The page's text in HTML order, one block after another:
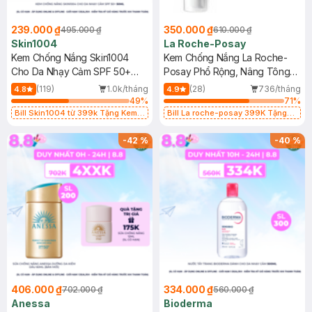
239.000 ₫495.000 ₫
Skin1004
Kem Chống Nắng Skin1004
Cho Da Nhạy Cảm SPF 50+
50ml
4.8 (119)
1.0k/tháng
49%
Bill Skin1004 từ 399k Tặng Kem
SPF 50+ 20ml (SL Có Hạn)
350.000 ₫610.000 ₫
La Roche-Posay
Kem Chống Nắng La Roche-
Posay Phổ Rộng, Nâng Tông
Kiềm Dầu 50ml
4.9 (28)
736/tháng
71%
Bill La roche-posay 399K Tặng
(SL có hạn)
-42%
406.000 ₫702.000 ₫
Anessa
-40%
334.000 ₫560.000 ₫
Bioderma